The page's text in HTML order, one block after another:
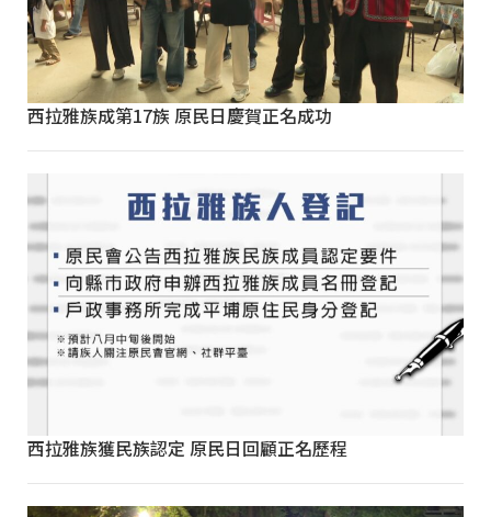
西拉雅族成第17族 原民日慶賀正名成功
西拉雅族獲民族認定 原民日回顧正名歷程